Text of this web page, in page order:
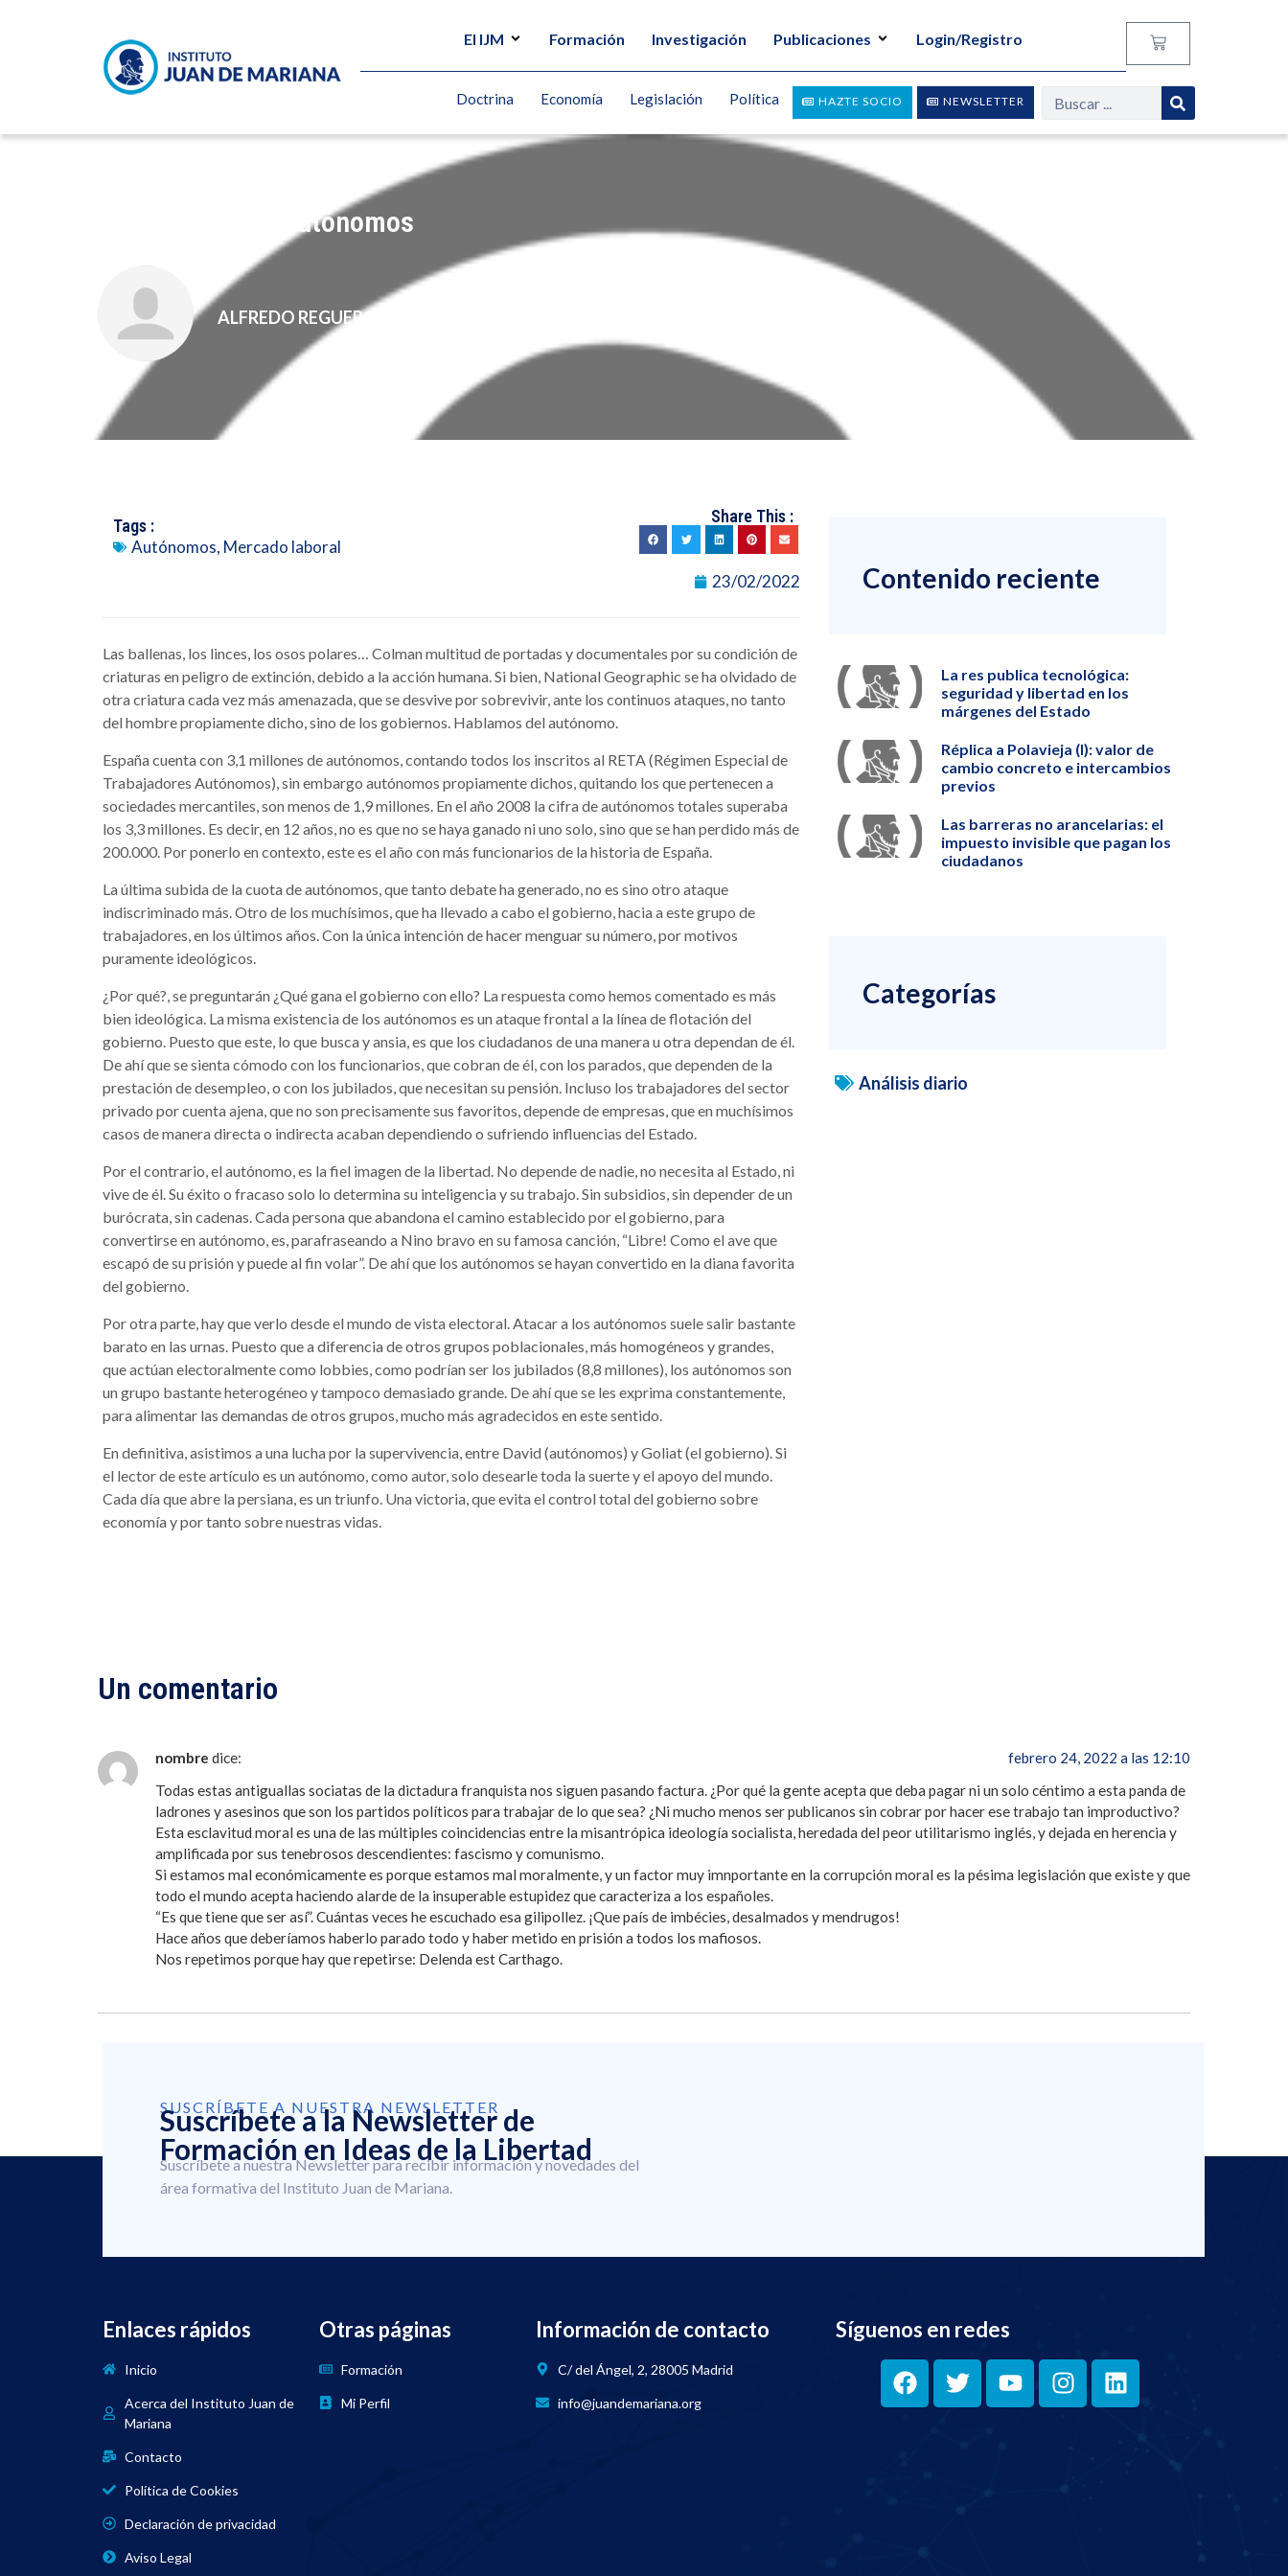
El IJM Formación Investigación Publicaciones Login/Registro
NEWSLETTER
HAZTE SOCIO
Doctrina Economía Legislación Política
No es país para autónomos
ALFREDO REGUERA
Tags :
Autónomos, Mercado laboral
Share This :
23/02/2022
Las ballenas, los linces, los osos polares… Colman multitud de portadas y documentales por su condición de
criaturas en peligro de extinción, debido a la acción humana. Si bien, National Geographic se ha olvidado de
otra criatura cada vez más amenazada, que se desvive por sobrevivir, ante los continuos ataques, no tanto
del hombre propiamente dicho, sino de los gobiernos. Hablamos del autónomo.
España cuenta con 3,1 millones de autónomos, contando todos los inscritos al RETA (Régimen Especial de
Trabajadores Autónomos), sin embargo autónomos propiamente dichos, quitando los que pertenecen a
sociedades mercantiles, son menos de 1,9 millones. En el año 2008 la cifra de autónomos totales superaba
los 3,3 millones. Es decir, en 12 años, no es que no se haya ganado ni uno solo, sino que se han perdido más de
200.000. Por ponerlo en contexto, este es el año con más funcionarios de la historia de España.
La última subida de la cuota de autónomos, que tanto debate ha generado, no es sino otro ataque
indiscriminado más. Otro de los muchísimos, que ha llevado a cabo el gobierno, hacia a este grupo de
trabajadores, en los últimos años. Con la única intención de hacer menguar su número, por motivos
puramente ideológicos.
¿Por qué?, se preguntarán ¿Qué gana el gobierno con ello? La respuesta como hemos comentado es más
bien ideológica. La misma existencia de los autónomos es un ataque frontal a la línea de flotación del
gobierno. Puesto que este, lo que busca y ansia, es que los ciudadanos de una manera u otra dependan de él.
De ahí que se sienta cómodo con los funcionarios, que cobran de él, con los parados, que dependen de la
prestación de desempleo, o con los jubilados, que necesitan su pensión. Incluso los trabajadores del sector
privado por cuenta ajena, que no son precisamente sus favoritos, depende de empresas, que en muchísimos
casos de manera directa o indirecta acaban dependiendo o sufriendo influencias del Estado.
Por el contrario, el autónomo, es la fiel imagen de la libertad. No depende de nadie, no necesita al Estado, ni
vive de él. Su éxito o fracaso solo lo determina su inteligencia y su trabajo. Sin subsidios, sin depender de un
burócrata, sin cadenas. Cada persona que abandona el camino establecido por el gobierno, para
convertirse en autónomo, es, parafraseando a Nino bravo en su famosa canción, “Libre! Como el ave que
escapó de su prisión y puede al fin volar”. De ahí que los autónomos se hayan convertido en la diana favorita
del gobierno.
Por otra parte, hay que verlo desde el mundo de vista electoral. Atacar a los autónomos suele salir bastante
barato en las urnas. Puesto que a diferencia de otros grupos poblacionales, más homogéneos y grandes,
que actúan electoralmente como lobbies, como podrían ser los jubilados (8,8 millones), los autónomos son
un grupo bastante heterogéneo y tampoco demasiado grande. De ahí que se les exprima constantemente,
para alimentar las demandas de otros grupos, mucho más agradecidos en este sentido.
En definitiva, asistimos a una lucha por la supervivencia, entre David (autónomos) y Goliat (el gobierno). Si
el lector de este artículo es un autónomo, como autor, solo desearle toda la suerte y el apoyo del mundo.
Cada día que abre la persiana, es un triunfo. Una victoria, que evita el control total del gobierno sobre
economía y por tanto sobre nuestras vidas.
Contenido reciente
La res publica tecnológica:
seguridad y libertad en los
márgenes del Estado
Réplica a Polavieja (I): valor de
cambio concreto e intercambios
previos
Las barreras no arancelarias: el
impuesto invisible que pagan los
ciudadanos
Categorías
Análisis diario
Un comentario
nombre dice:
febrero 24, 2022 a las 12:10
Todas estas antiguallas sociatas de la dictadura franquista nos siguen pasando factura. ¿Por qué la gente acepta que deba pagar ni un solo céntimo a esta panda de
ladrones y asesinos que son los partidos políticos para trabajar de lo que sea? ¿Ni mucho menos ser publicanos sin cobrar por hacer ese trabajo tan improductivo?
Esta esclavitud moral es una de las múltiples coincidencias entre la misantrópica ideología socialista, heredada del peor utilitarismo inglés, y dejada en herencia y
amplificada por sus tenebrosos descendientes: fascismo y comunismo.
Si estamos mal económicamente es porque estamos mal moralmente, y un factor muy imnportante en la corrupción moral es la pésima legislación que existe y que
todo el mundo acepta haciendo alarde de la insuperable estupidez que caracteriza a los españoles.
“Es que tiene que ser así”. Cuántas veces he escuchado esa gilipollez. ¡Que país de imbécies, desalmados y mendrugos!
Hace años que deberíamos haberlo parado todo y haber metido en prisión a todos los mafiosos.
Nos repetimos porque hay que repetirse: Delenda est Carthago.
SUSCRÍBETE A NUESTRA NEWSLETTER
Suscríbete a la Newsletter de
Formación en Ideas de la Libertad
Suscríbete a nuestra Newsletter para recibir información y novedades del
área formativa del Instituto Juan de Mariana.
Enlaces rápidos
Inicio
Acerca del Instituto Juan de
Mariana
Contacto
Política de Cookies
Declaración de privacidad
Aviso Legal
Otras páginas
Formación
Mi Perfil
Información de contacto
C/ del Ángel, 2, 28005 Madrid
info@juandemariana.org
Síguenos en redes